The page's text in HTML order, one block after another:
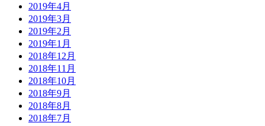
2019年4月
2019年3月
2019年2月
2019年1月
2018年12月
2018年11月
2018年10月
2018年9月
2018年8月
2018年7月